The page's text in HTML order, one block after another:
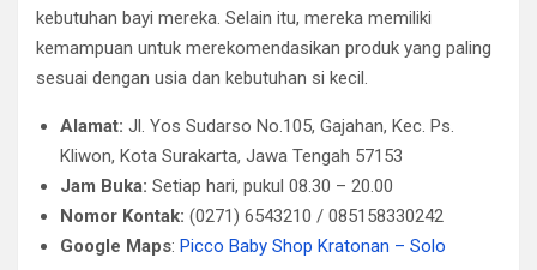
kebutuhan bayi mereka. Selain itu, mereka memiliki
kemampuan untuk merekomendasikan produk yang paling
sesuai dengan usia dan kebutuhan si kecil.
Alamat: Jl. Yos Sudarso No.105, Gajahan, Kec. Ps.
Kliwon, Kota Surakarta, Jawa Tengah 57153
Jam Buka: Setiap hari, pukul 08.30 – 20.00
Nomor Kontak: (0271) 6543210 / 085158330242
Google Maps: Picco Baby Shop Kratonan – Solo